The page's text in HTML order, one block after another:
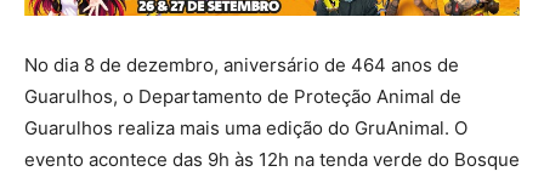
No dia 8 de dezembro, aniversário de 464 anos de
Guarulhos, o Departamento de Proteção Animal de
Guarulhos realiza mais uma edição do GruAnimal. O
evento acontece das 9h às 12h na tenda verde do Bosque